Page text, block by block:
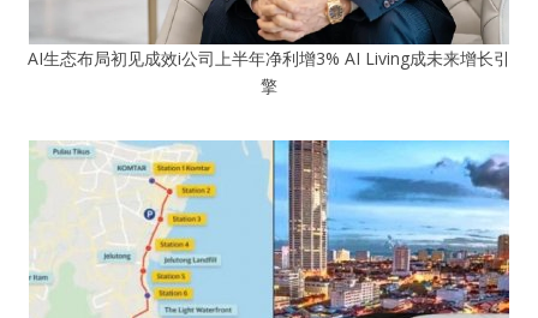
AI生态布局初见成效i公司上半年净利增3% AI Living成未来增长引
擎